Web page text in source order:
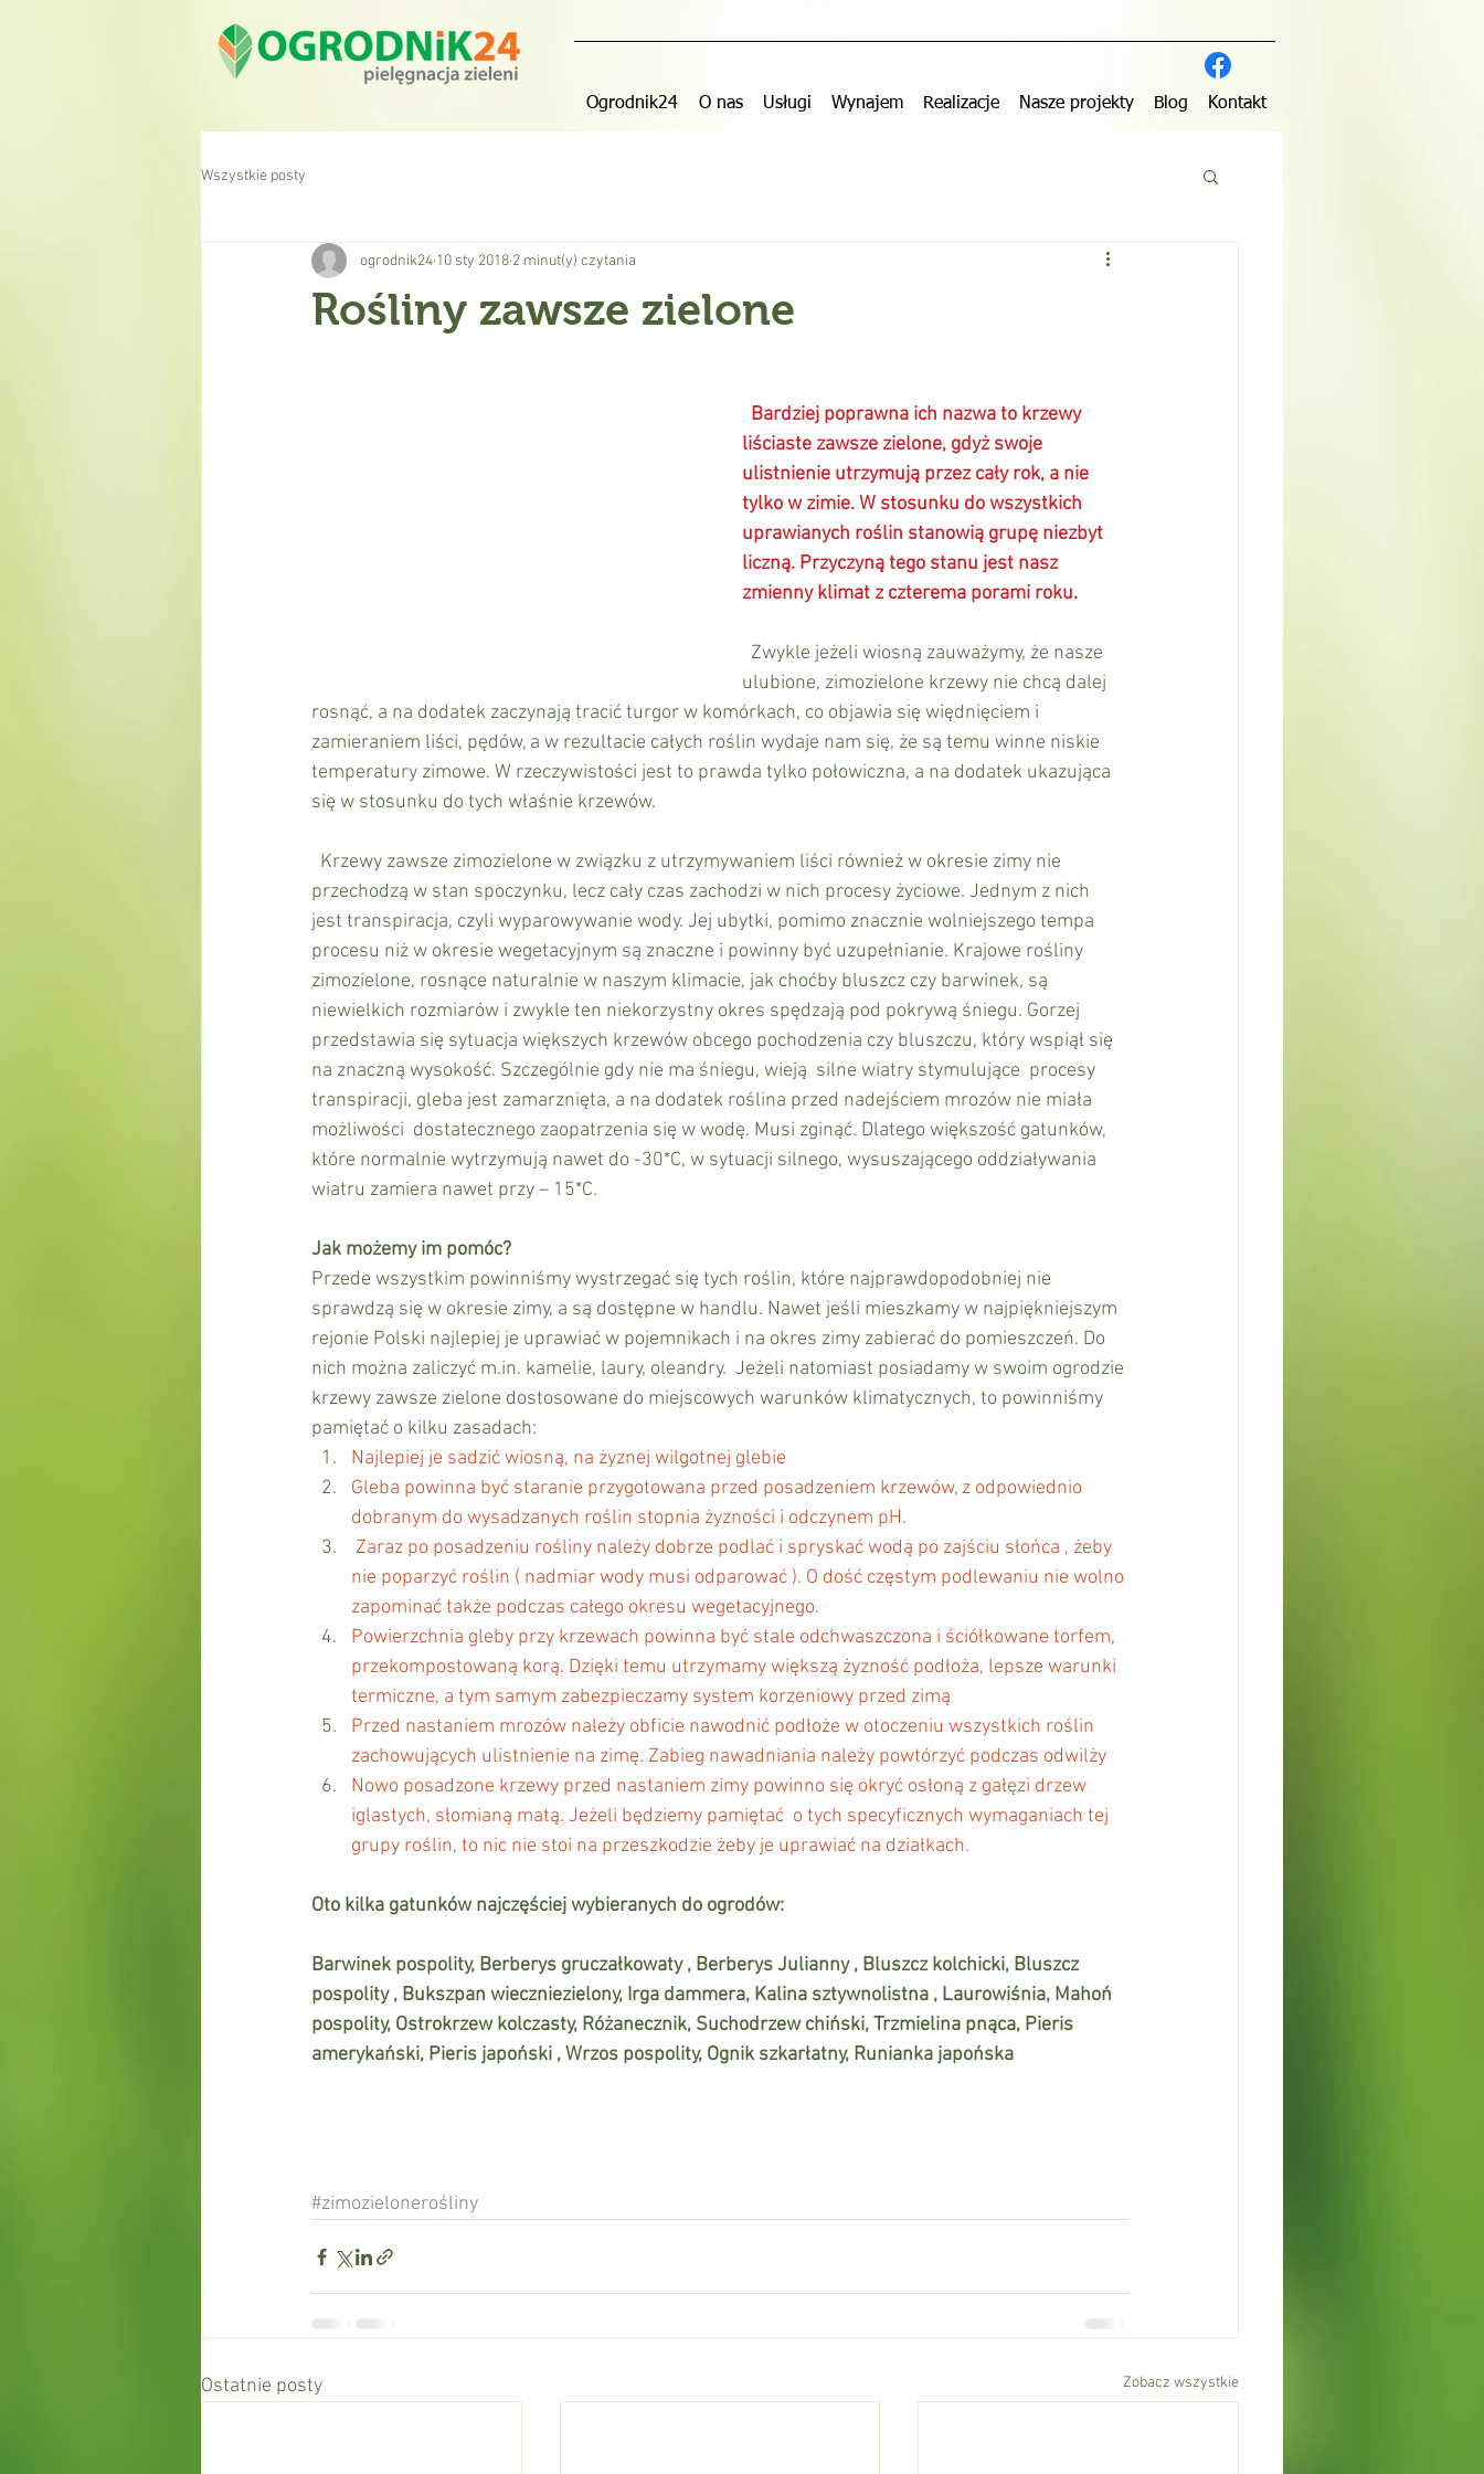
Wszystkie posty
Rośliny zawsze zielone
ogrodnik24 10 sty 2018 2 minut(y) czytania
liściaste zawsze zielone, gdyż swoje
ulistnienie utrzymują przez cały rok, a nie
tylko w zimie. W stosunku do wszystkich
uprawianych roślin stanowią grupę niezbyt
liczną. Przyczyną tego stanu jest nasz
zmienny klimat z czterema porami roku.
ulubione, zimozielone krzewy nie chcą dalej
rosnąć, a na dodatek zaczynają tracić turgor w komórkach, co objawia się więdnięciem i
zamieraniem liści, pędów, a w rezultacie całych roślin wydaje nam się, że są temu winne niskie
temperatury zimowe. W rzeczywistości jest to prawda tylko połowiczna, a na dodatek ukazująca
się w stosunku do tych właśnie krzewów.
przechodzą w stan spoczynku, lecz cały czas zachodzi w nich procesy życiowe. Jednym z nich
jest transpiracja, czyli wyparowywanie wody. Jej ubytki, pomimo znacznie wolniejszego tempa
procesu niż w okresie wegetacyjnym są znaczne i powinny być uzupełnianie. Krajowe rośliny
zimozielone, rosnące naturalnie w naszym klimacie, jak choćby bluszcz czy barwinek, są
niewielkich rozmiarów i zwykle ten niekorzystny okres spędzają pod pokrywą śniegu. Gorzej
przedstawia się sytuacja większych krzewów obcego pochodzenia czy bluszczu, który wspiął się
na znaczną wysokość. Szczególnie gdy nie ma śniegu, wieją  silne wiatry stymulujące  procesy
transpiracji, gleba jest zamarznięta, a na dodatek roślina przed nadejściem mrozów nie miała
możliwości  dostatecznego zaopatrzenia się w wodę. Musi zginąć. Dlatego większość gatunków,
które normalnie wytrzymują nawet do -30*C, w sytuacji silnego, wysuszającego oddziaływania
wiatru zamiera nawet przy – 15*C.
Jak możemy im pomóc?
Przede wszystkim powinniśmy wystrzegać się tych roślin, które najprawdopodobniej nie
sprawdzą się w okresie zimy, a są dostępne w handlu. Nawet jeśli mieszkamy w najpiękniejszym
rejonie Polski najlepiej je uprawiać w pojemnikach i na okres zimy zabierać do pomieszczeń. Do
nich można zaliczyć m.in. kamelie, laury, oleandry.  Jeżeli natomiast posiadamy w swoim ogrodzie
krzewy zawsze zielone dostosowane do miejscowych warunków klimatycznych, to powinniśmy
pamiętać o kilku zasadach:
Najlepiej je sadzić wiosną, na żyznej wilgotnej glebie
Gleba powinna być staranie przygotowana przed posadzeniem krzewów, z odpowiednio
dobranym do wysadzanych roślin stopnia żyzności i odczynem pH.
nie poparzyć roślin ( nadmiar wody musi odparować ). O dość częstym podlewaniu nie wolno
zapominać także podczas całego okresu wegetacyjnego.
Powierzchnia gleby przy krzewach powinna być stale odchwaszczona i ściółkowane torfem,
przekompostowaną korą. Dzięki temu utrzymamy większą żyzność podłoża, lepsze warunki
termiczne, a tym samym zabezpieczamy system korzeniowy przed zimą
Przed nastaniem mrozów należy obficie nawodnić podłoże w otoczeniu wszystkich roślin
zachowujących ulistnienie na zimę. Zabieg nawadniania należy powtórzyć podczas odwilży
Nowo posadzone krzewy przed nastaniem zimy powinno się okryć osłoną z gałęzi drzew
iglastych, słomianą matą. Jeżeli będziemy pamiętać  o tych specyficznych wymaganiach tej
grupy roślin, to nic nie stoi na przeszkodzie żeby je uprawiać na działkach.
Oto kilka gatunków najczęściej wybieranych do ogrodów:
Barwinek pospolity, Berberys gruczałkowaty , Berberys Julianny , Bluszcz kolchicki, Bluszcz
pospolity , Bukszpan wieczniezielony, Irga dammera, Kalina sztywnolistna , Laurowiśnia, Mahoń
pospolity, Ostrokrzew kolczasty, Różanecznik, Suchodrzew chiński, Trzmielina pnąca, Pieris
amerykański, Pieris japoński , Wrzos pospolity, Ognik szkarłatny, Runianka japońska
#zimozielonerośliny
Ostatnie posty Zobacz wszystkie
Ogrodnik24 O nas Usługi Wynajem Realizacje Nasze projekty Blog Kontakt